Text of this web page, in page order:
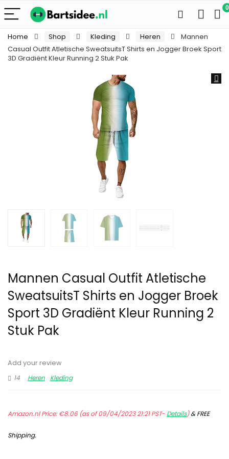
0
Home Shop Kleding Heren
Mannen
Casual Outfit Atletische SweatsuitsT Shirts en Jogger Broek Sport
3D Gradiënt Kleur Running 2 Stuk Pak
Mannen Casual Outfit Atletische
SweatsuitsT Shirts en Jogger Broek
Sport 3D Gradiënt Kleur Running 2
Stuk Pak
Add your review
14
Heren Kleding
Amazon.nl Price:€8.06(as of 09/04/2023 21:21 PST- Details)&FREE
Shipping.